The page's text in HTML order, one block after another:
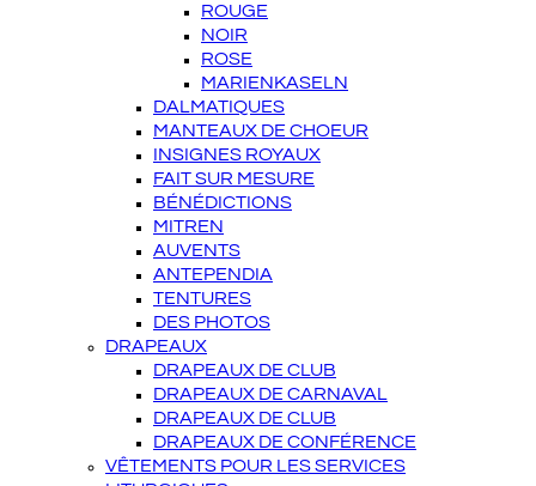
ROUGE
NOIR
ROSE
MARIENKASELN
DALMATIQUES
MANTEAUX DE CHOEUR
INSIGNES ROYAUX
FAIT SUR MESURE
BÉNÉDICTIONS
MITREN
AUVENTS
ANTEPENDIA
TENTURES
DES PHOTOS
DRAPEAUX
DRAPEAUX DE CLUB
DRAPEAUX DE CARNAVAL
DRAPEAUX DE CLUB
DRAPEAUX DE CONFÉRENCE
VÊTEMENTS POUR LES SERVICES